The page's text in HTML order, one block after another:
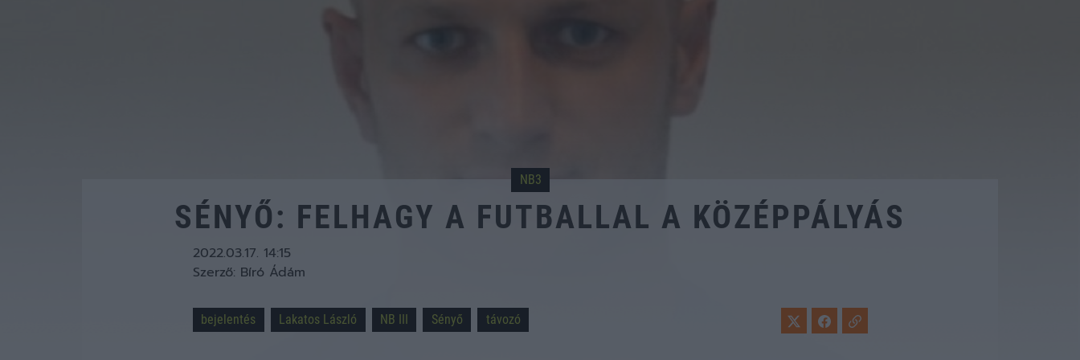
NB3
SÉNYŐ: FELHAGY A FUTBALLAL A KÖZÉPPÁLYÁS
2022.03.17. 14:15
Szerző: Bíró Ádám
bejelentés Lakatos László NB III Sényő távozó